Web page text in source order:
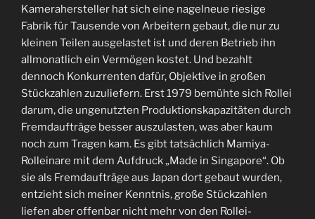
Kamerahersteller hat sich eine nagelneue riesige
Fabrik für Tausende von Arbeitern gebaut, die nur zu
kleinen Teilen ausgelastet ist und deren Betrieb ihn
allmonatlich ein Vermögen kostet. Und bezahlt
dennoch Konkurrenten dafür, Objektive in großen
Stückzahlen zuzuliefern. Erst 1979 bemühte sich Rollei
darum, die ungenutzten Produktionskapazitäten durch
Fremdaufträge besser auszulasten, was aber kaum
noch zum Tragen kam. Es gibt tatsächlich Mamiya-
Rolleinare mit dem Aufdruck „Made in Singapore“. Ob
sie als Fremdaufträge aus Japan dort gebaut wurden,
entzieht sich meiner Kenntnis, große Stückzahlen
liefen aber offenbar nicht mehr von den Rollei-